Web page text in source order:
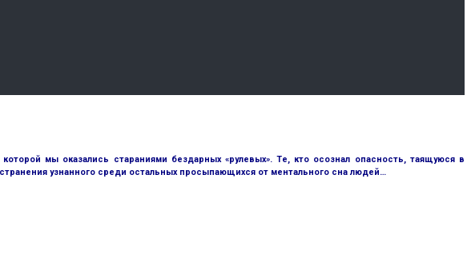
мы оказались стараниями бездарных «рулевых». Те, кто осознал опасность, таящуюся в
узнанного среди остальных просыпающихся от ментального сна людей…